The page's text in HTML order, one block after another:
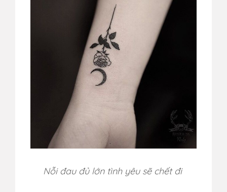
Nỗi đau đủ lớn tình yêu sẽ chết đi